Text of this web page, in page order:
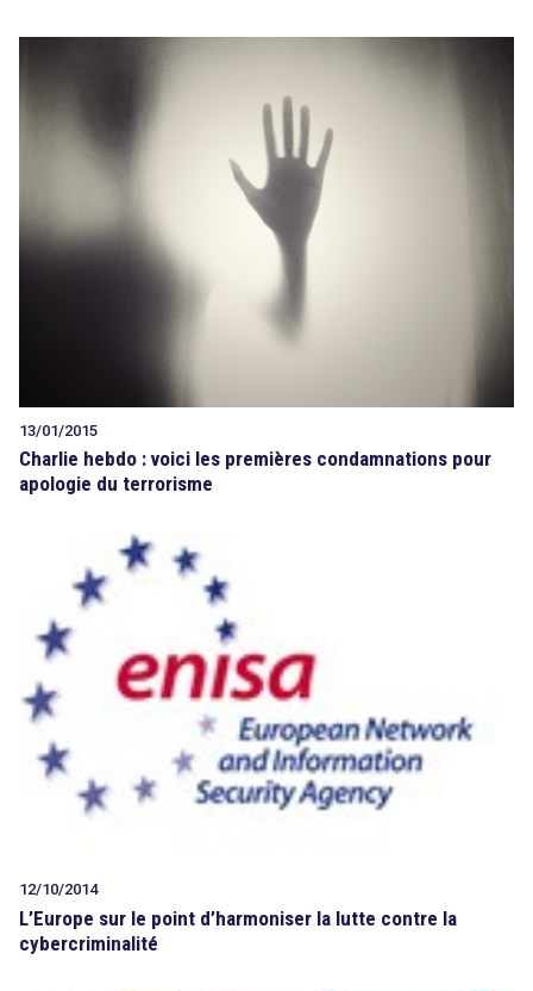
13/01/2015
Charlie hebdo : voici les premières condamnations pour
apologie du terrorisme
12/10/2014
L’Europe sur le point d’harmoniser la lutte contre la
cybercriminalité